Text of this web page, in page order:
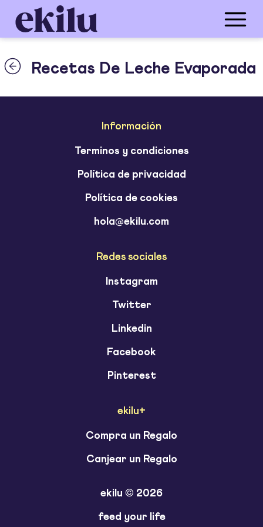
Recetas De Leche Evaporada
Información
Terminos y condiciones
Política de privacidad
Política de cookies
hola@ekilu.com
Redes sociales
Instagram
Twitter
Linkedin
Facebook
Pinterest
ekilu+
Compra un Regalo
Canjear un Regalo
ekilu © 2026
feed your life